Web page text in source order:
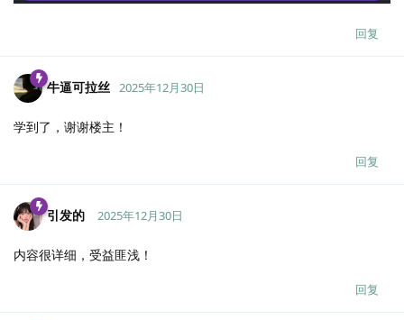
回复
牛逼可拉丝 2025年12月30日
学到了，谢谢楼主！
回复
引发的 2025年12月30日
内容很详细，受益匪浅！
回复